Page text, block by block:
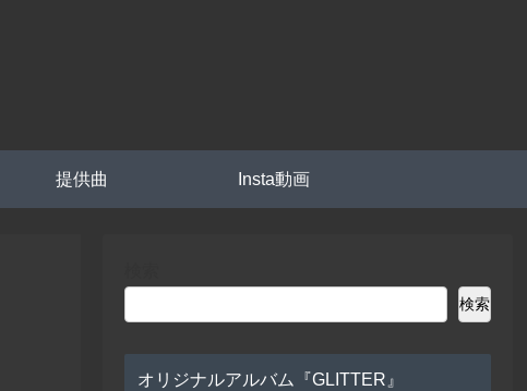
提供曲 Insta動画
検索
オリジナルアルバム『GLITTER』